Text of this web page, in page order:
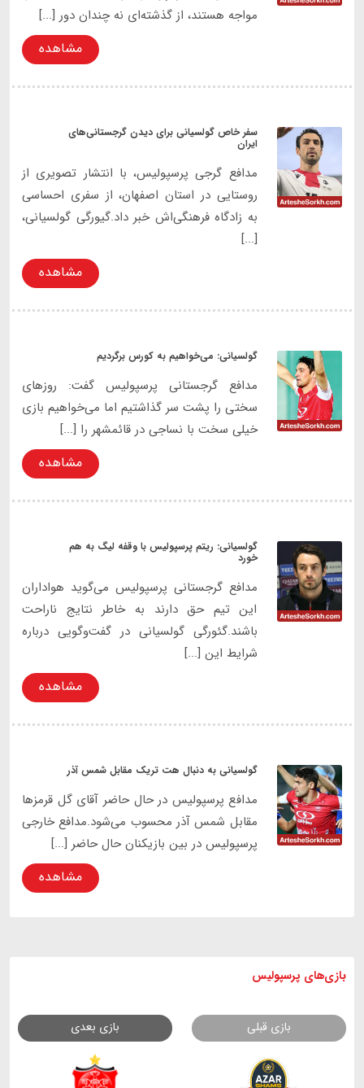
مواجه هستند، از گذشته‌ای نه چندان دور [...]
مشاهده
سفر خاص گولسیانی برای دیدن گرجستانی‌های
ایران
مدافع گرجی پرسپولیس، با انتشار تصویری از
روستایی در استان اصفهان، از سفری احساسی
به زادگاه فرهنگی‌اش خبر داد.گیورگی گولسیانی،
[...]
مشاهده
گولسیانی: می‌خواهیم به کورس برگردیم
مدافع گرجستانی پرسپولیس گفت: روزهای
سختی را پشت سر گذاشتیم اما می‌خواهیم بازی
خیلی سخت با نساجی در قائمشهر را [...]
مشاهده
گولسیانی: ریتم‌ پرسپولیس با وقفه لیگ به هم
خورد
مدافع گرجستانی پرسپولیس می‌گوید هواداران
این تیم حق دارند به خاطر نتایج ناراحت
باشند.گئورگی گولسیانی در گفت‌وگویی درباره
شرایط این [...]
مشاهده
گولسیانی به دنبال هت تریک مقابل شمس آذر
مدافع پرسپولیس در حال حاضر آقای گل قرمز‌ها
مقابل شمس آذر محسوب می‌شود.مدافع خارجی
پرسپولیس در بین بازیکنان حال حاضر [...]
مشاهده
بازی های پرسپولیس
بازی قبلی بازی بعدی